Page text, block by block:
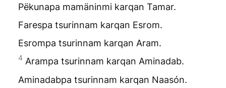
Pëkunapa mamäninmi karqan Tamar.
Farespa tsurinnam karqan Esrom.
Esrompa tsurinnam karqan Aram.
4 Arampa tsurinnam karqan Aminadab.
Aminadabpa tsurinnam karqan Naasón.